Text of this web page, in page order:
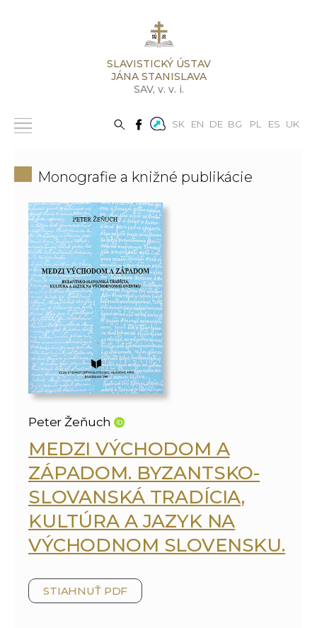
SLAVISTICKÝ ÚSTAV
JÁNA STANISLAVA
SAV, v. v. i.
UK
ES
PL
BG
DE
EN
SK
Monografie a knižné publikácie
Peter Žeňuch
MEDZI VÝCHODOM A
ZÁPADOM. BYZANTSKO-
SLOVANSKÁ TRADÍCIA,
KULTÚRA A JAZYK NA
VÝCHODNOM SLOVENSKU.
STIAHNUŤ PDF